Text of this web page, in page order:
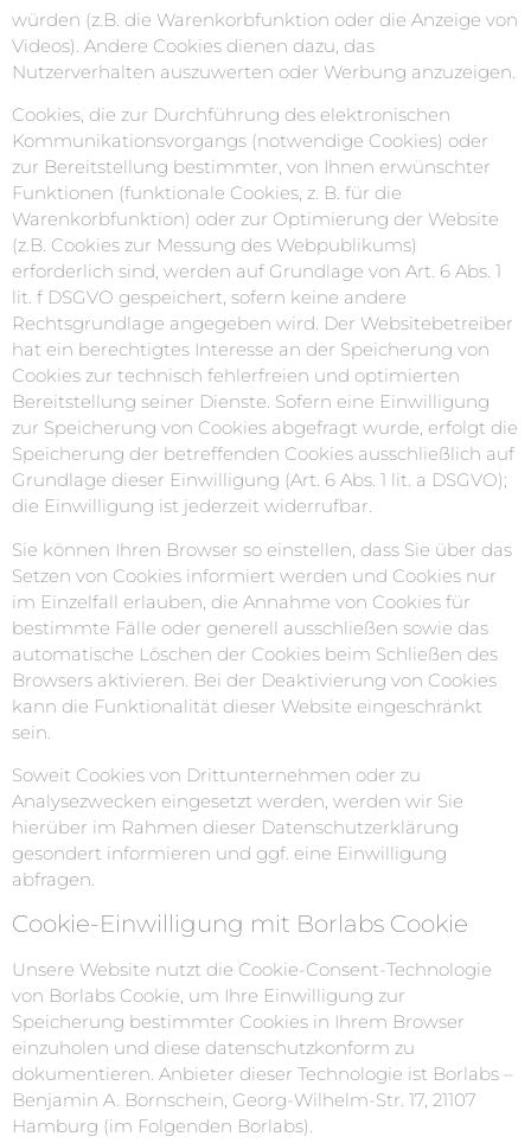
würden (z.B. die Warenkorbfunktion oder die Anzeige von
Videos). Andere Cookies dienen dazu, das
Nutzerverhalten auszuwerten oder Werbung anzuzeigen.
Cookies, die zur Durchführung des elektronischen
Kommunikationsvorgangs (notwendige Cookies) oder
zur Bereitstellung bestimmter, von Ihnen erwünschter
Funktionen (funktionale Cookies, z. B. für die
Warenkorbfunktion) oder zur Optimierung der Website
(z.B. Cookies zur Messung des Webpublikums)
erforderlich sind, werden auf Grundlage von Art. 6 Abs. 1
lit. f DSGVO gespeichert, sofern keine andere
Rechtsgrundlage angegeben wird. Der Websitebetreiber
hat ein berechtigtes Interesse an der Speicherung von
Cookies zur technisch fehlerfreien und optimierten
Bereitstellung seiner Dienste. Sofern eine Einwilligung
zur Speicherung von Cookies abgefragt wurde, erfolgt die
Speicherung der betreffenden Cookies ausschließlich auf
Grundlage dieser Einwilligung (Art. 6 Abs. 1 lit. a DSGVO);
die Einwilligung ist jederzeit widerrufbar.
Sie können Ihren Browser so einstellen, dass Sie über das
Setzen von Cookies informiert werden und Cookies nur
im Einzelfall erlauben, die Annahme von Cookies für
bestimmte Fälle oder generell ausschließen sowie das
automatische Löschen der Cookies beim Schließen des
Browsers aktivieren. Bei der Deaktivierung von Cookies
kann die Funktionalität dieser Website eingeschränkt
sein.
Soweit Cookies von Drittunternehmen oder zu
Analysezwecken eingesetzt werden, werden wir Sie
hierüber im Rahmen dieser Datenschutzerklärung
gesondert informieren und ggf. eine Einwilligung
abfragen.
Cookie-Einwilligung mit Borlabs Cookie
Unsere Website nutzt die Cookie-Consent-Technologie
von Borlabs Cookie, um Ihre Einwilligung zur
Speicherung bestimmter Cookies in Ihrem Browser
einzuholen und diese datenschutzkonform zu
dokumentieren. Anbieter dieser Technologie ist Borlabs –
Benjamin A. Bornschein, Georg-Wilhelm-Str. 17, 21107
Hamburg (im Folgenden Borlabs).